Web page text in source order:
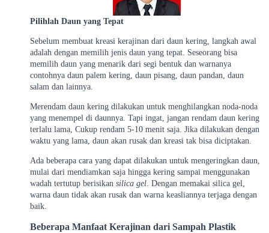
Pilihlah Daun yang Tepat
Sebelum membuat kreasi kerajinan dari daun kering, langkah awal
adalah dengan memilih jenis daun yang tepat. Seseorang bisa
memilih daun yang menarik dari segi bentuk dan warnanya
contohnya daun palem kering, daun pisang, daun pandan, daun
salam dan lainnya.
Merendam daun kering dilakukan untuk menghilangkan noda-noda
yang menempel di daunnya. Tapi ingat, jangan rendam daun kering
terlalu lama, Cukup rendam 5-10 menit saja. Jika dilakukan dengan
waktu yang lama, daun akan rusak dan kreasi tak bisa diciptakan.
Ada beberapa cara yang dapat dilakukan untuk mengeringkan daun,
mulai dari mendiamkan saja hingga kering sampai menggunakan
wadah tertutup berisikan silica gel . Dengan memakai silica gel,
warna daun tidak akan rusak dan warna keasliannya terjaga dengan
baik.
Beberapa Manfaat Kerajinan dari Sampah Plastik